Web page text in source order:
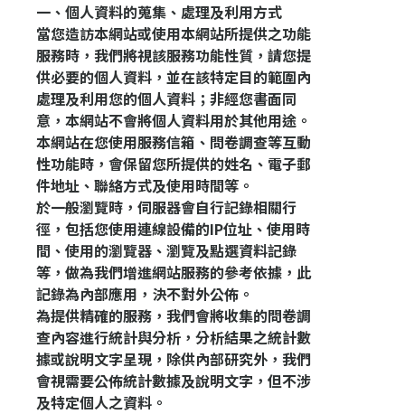
一、個人資料的蒐集、處理及利用方式
當您造訪本網站或使用本網站所提供之功能
服務時，我們將視該服務功能性質，請您提
供必要的個人資料，並在該特定目的範圍內
處理及利用您的個人資料；非經您書面同
意，本網站不會將個人資料用於其他用途。
本網站在您使用服務信箱、問卷調查等互動
性功能時，會保留您所提供的姓名、電子郵
件地址、聯絡方式及使用時間等。
於一般瀏覽時，伺服器會自行記錄相關行
徑，包括您使用連線設備的IP位址、使用時
間、使用的瀏覽器、瀏覽及點選資料記錄
等，做為我們增進網站服務的參考依據，此
記錄為內部應用，決不對外公佈。
為提供精確的服務，我們會將收集的問卷調
查內容進行統計與分析，分析結果之統計數
據或說明文字呈現，除供內部研究外，我們
會視需要公佈統計數據及說明文字，但不涉
及特定個人之資料。